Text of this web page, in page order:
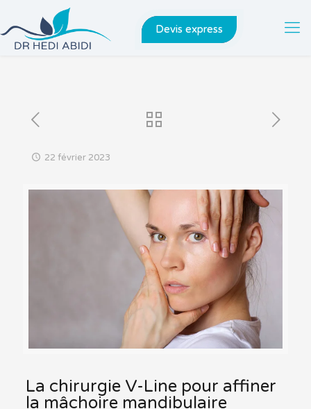
Devis express
22 février 2023
La chirurgie V-Line pour affiner
la mâchoire mandibulaire